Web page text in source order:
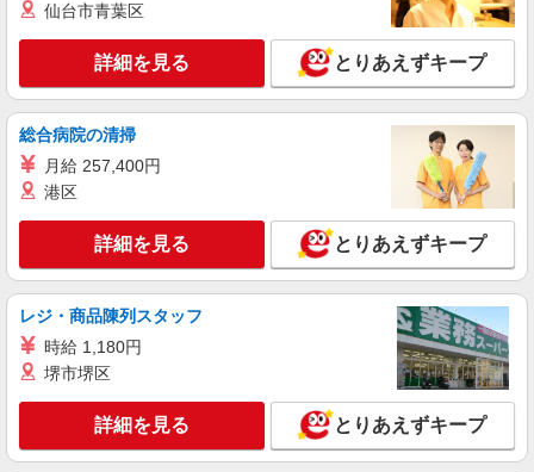
×7.67h×21日)
静岡県静岡市清水区三保
キープ 詳細を見る
派遣社員
株式会社テクノ・サービス/お仕事No/0916483
部品の検査業務
時給1250円交通費全額支給
静岡県静岡市清水区 ＊車・バイク通勤OK
キープ 詳細を見る
株式会社綜合キャリアオプション（1314VJ0805G47★67-N-T4）
エアコンフィルターのリフト出荷/日払いOK
仙台市青葉区
詳細を見る とりあえずキープ
総合病院の清掃
月給 257,400円
港区
詳細を見る とりあえずキープ
レジ・商品陳列スタッフ
時給 1,180円
堺市堺区
詳細を見る とりあえずキープ